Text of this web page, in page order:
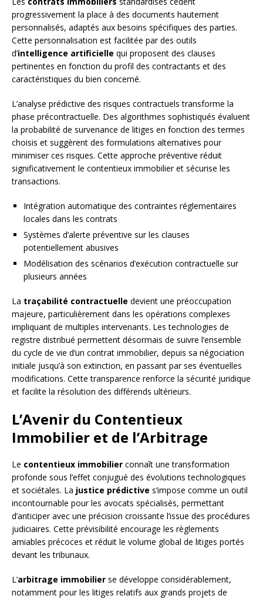
progressivement la place à des documents hautement
personnalisés, adaptés aux besoins spécifiques des parties.
Cette personnalisation est facilitée par des outils
d’intelligence artificielle qui proposent des clauses
pertinentes en fonction du profil des contractants et des
caractéristiques du bien concerné.
L’analyse prédictive des risques contractuels transforme la
phase précontractuelle. Des algorithmes sophistiqués évaluent
la probabilité de survenance de litiges en fonction des termes
choisis et suggèrent des formulations alternatives pour
minimiser ces risques. Cette approche préventive réduit
significativement le contentieux immobilier et sécurise les
transactions.
Intégration automatique des contraintes réglementaires
locales dans les contrats
Systèmes d’alerte préventive sur les clauses
potentiellement abusives
Modélisation des scénarios d’exécution contractuelle sur
plusieurs années
La traçabilité contractuelle devient une préoccupation
majeure, particulièrement dans les opérations complexes
impliquant de multiples intervenants. Les technologies de
registre distribué permettent désormais de suivre l’ensemble
du cycle de vie d’un contrat immobilier, depuis sa négociation
initiale jusqu’à son extinction, en passant par ses éventuelles
modifications. Cette transparence renforce la sécurité juridique
et facilite la résolution des différends ultérieurs.
L’Avenir du Contentieux
Immobilier et de l’Arbitrage
Le contentieux immobilier connaît une transformation
profonde sous l’effet conjugué des évolutions technologiques
et sociétales. La justice prédictive s’impose comme un outil
incontournable pour les avocats spécialisés, permettant
d’anticiper avec une précision croissante l’issue des procédures
judiciaires. Cette prévisibilité encourage les règlements
amiables précoces et réduit le volume global de litiges portés
devant les tribunaux.
L’arbitrage immobilier se développe considérablement,
notamment pour les litiges relatifs aux grands projets de